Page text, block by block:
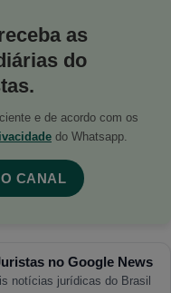
as
do
e de acordo com os
do Whatsapp.
CANAL
no Google News
notícias jurídicas do Brasil